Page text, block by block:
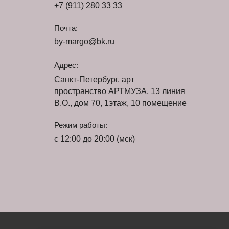
+7 (911) 280 33 33
Адрес:
Санкт-Петербург, арт
пространство АРТМУЗА, 13 линия
В.О., дом 70, 1этаж, 10 помещение
Почта:
by-margo@bk.ru
Режим работы:
с 12:00 до 20:00 (мск)